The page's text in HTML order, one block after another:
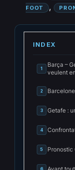
FOOT
,
INDEX
1
Barça –
veulent
2
3 Getafe :
4
5 Pronostic
6